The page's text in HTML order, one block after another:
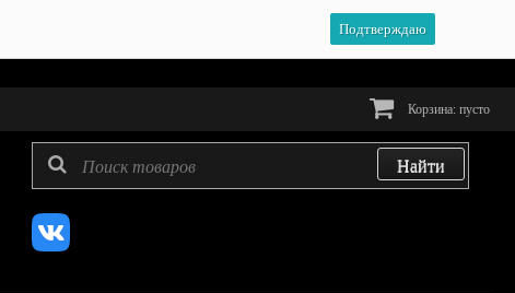
Подтверждаю
Корзина: пусто